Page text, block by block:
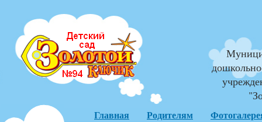
Главная Родителям